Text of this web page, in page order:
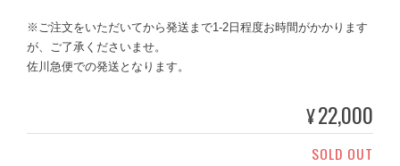
※ご注文をいただいてから発送まで1-2日程度お時間がかかります
が、ご了承くださいませ。
佐川急便での発送となります。
¥22,000
SOLD OUT